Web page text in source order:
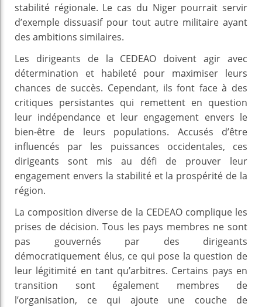
stabilité régionale. Le cas du Niger pourrait servir
d’exemple dissuasif pour tout autre militaire ayant
des ambitions similaires.
Les dirigeants de la CEDEAO doivent agir avec
détermination et habileté pour maximiser leurs
chances de succès. Cependant, ils font face à des
critiques persistantes qui remettent en question
leur indépendance et leur engagement envers le
bien-être de leurs populations. Accusés d’être
influencés par les puissances occidentales, ces
dirigeants sont mis au défi de prouver leur
engagement envers la stabilité et la prospérité de la
région.
La composition diverse de la CEDEAO complique les
prises de décision. Tous les pays membres ne sont
pas gouvernés par des dirigeants
démocratiquement élus, ce qui pose la question de
leur légitimité en tant qu’arbitres. Certains pays en
transition sont également membres de
l’organisation, ce qui ajoute une couche de